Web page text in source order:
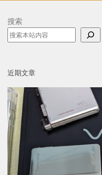
搜索
近期文章